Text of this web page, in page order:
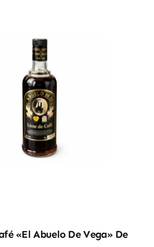
«El Abuelo De Vega» De